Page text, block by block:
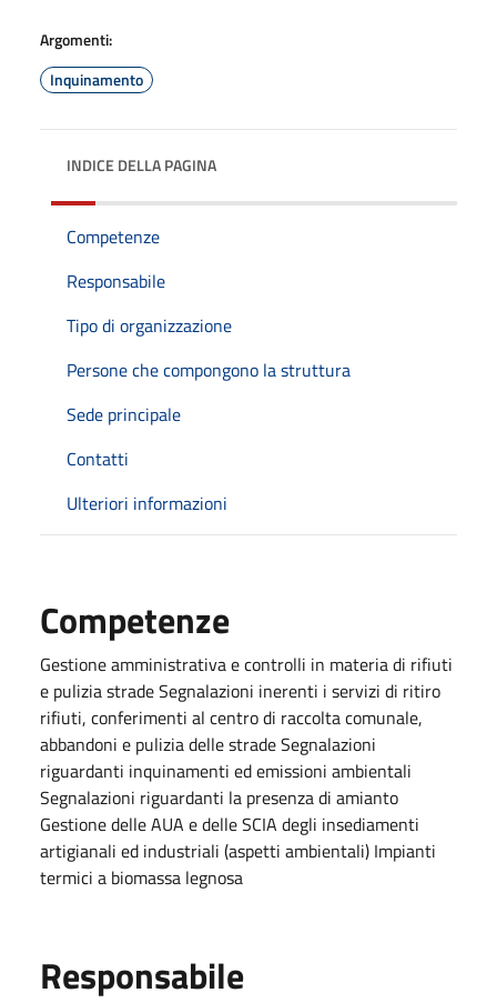
Argomenti:
Inquinamento
INDICE DELLA PAGINA
Competenze
Responsabile
Tipo di organizzazione
Persone che compongono la struttura
Sede principale
Contatti
Ulteriori informazioni
Competenze
Gestione amministrativa e controlli in materia di rifiuti
e pulizia strade Segnalazioni inerenti i servizi di ritiro
rifiuti, conferimenti al centro di raccolta comunale,
abbandoni e pulizia delle strade Segnalazioni
riguardanti inquinamenti ed emissioni ambientali
Segnalazioni riguardanti la presenza di amianto
Gestione delle AUA e delle SCIA degli insediamenti
artigianali ed industriali (aspetti ambientali) Impianti
termici a biomassa legnosa
Responsabile